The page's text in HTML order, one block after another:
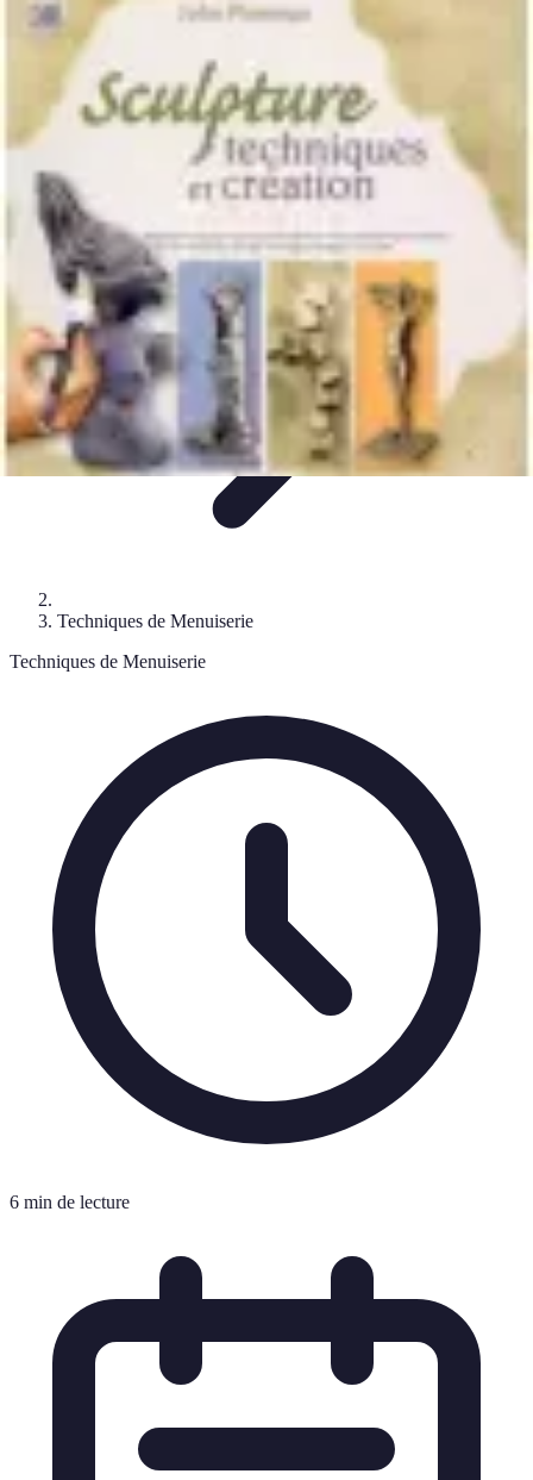
Menuisier Rapide
Astuces et Techniques
Techniques
Menuisier Rapide
Techniques de Menuiserie
Techniques de Menuiserie
6 min de lecture